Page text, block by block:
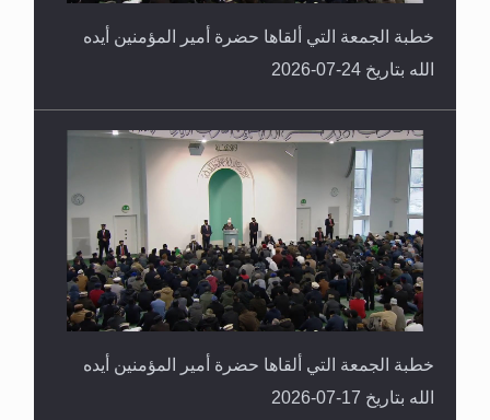
خطبة الجمعة التي ألقاها حضرة أمير المؤمنين أيده
الله بتاريخ 24-07-2026
خطبة الجمعة التي ألقاها حضرة أمير المؤمنين أيده
الله بتاريخ 17-07-2026